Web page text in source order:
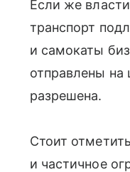
Если же
транспорт
и самокаты
отправлены на
разрешена.
Стоит
и частичное